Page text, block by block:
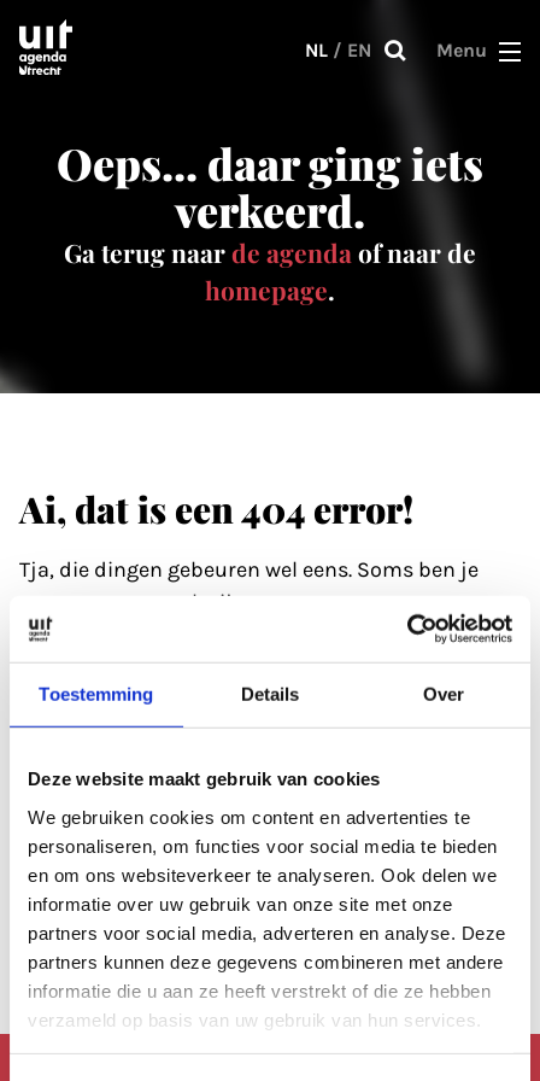
Toestemming Details Over
Deze website maakt gebruik van cookies
We gebruiken cookies om content en advertenties te
personaliseren, om functies voor social media te bieden
en om ons websiteverkeer te analyseren. Ook delen we
informatie over uw gebruik van onze site met onze
partners voor social media, adverteren en analyse. Deze
partners kunnen deze gegevens combineren met andere
informatie die u aan ze heeft verstrekt of die ze hebben
verzameld op basis van uw gebruik van hun services.
Skip to main content
NL / EN Menu
Oeps... daar ging iets
verkeerd.
Ga terug naarde agenda of naar de
homepage.
Ai, dat is een 404 error!
Tja, die dingen gebeuren wel eens. Soms ben je
gewoon even wat kwijt.
even een 'hickup'.
Anders kan je altijd even de zoekfunctie proberen?
Ofbekijk de agenda , die is altijd wel goed gevuld.
Of lees een artikel uitons archief.
Anders kan je altijd terug naar dehomepage.